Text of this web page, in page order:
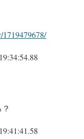
1719479678/